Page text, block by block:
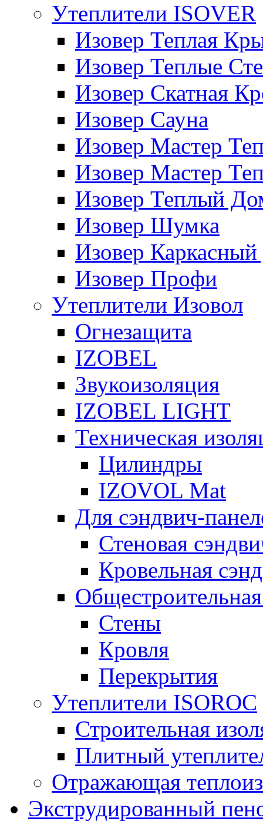
Утеплители ISOVER
Изовер Теплая
Изовер Теплые
Изовер Скатная
Изовер Сауна
Изовер Мастер
Изовер Мастер
Изовер Теплый
Изовер Шумка
Изовер
Изовер Профи
Утеплители Изовол
Огнезащита
IZOBEL
Звукоизоляция
IZOBEL LIGHT
Техническая
Цилиндры
IZOVOL Mat
Для сэндвич-
Стеновая
Кровельная
Стены
Кровля
Перекрытия
Утеплители ISOROC
Строительная
Плитный
Отражающая
Экструдированный